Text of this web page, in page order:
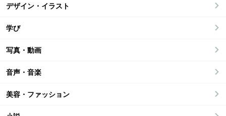
デザイン・イラスト
学び
写真・動画
音声・音楽
美容・ファッション